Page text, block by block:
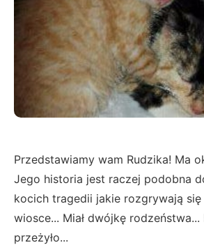
Przedstawiamy wam Rudzika! Ma
Jego historia jest raczej podobna
kocich tragedii jakie rozgrywają się
wiosce... Miał dwójkę
przeżyło...